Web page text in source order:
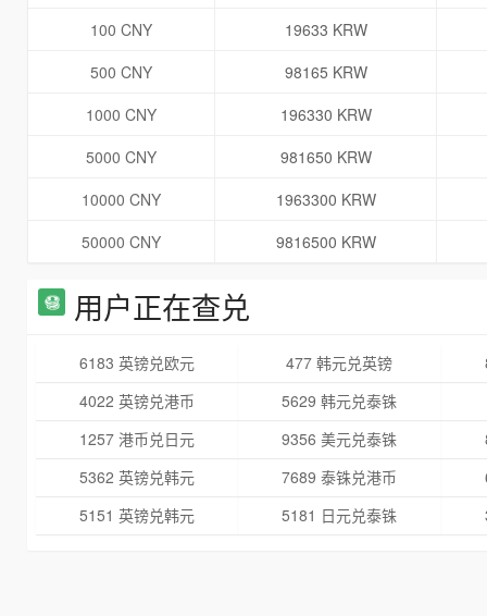
100 CNY
19633 KRW
500 CNY
98165 KRW
1000 CNY
196330 KRW
5000 CNY
981650 KRW
10000 CNY
1963300 KRW
50000 CNY
9816500 KRW
用户正在查兑
6183 英镑兑欧元 477 韩元兑英镑
4022 英镑兑港币
5629 韩元兑泰铢
1257 港币兑日元
9356 美元兑泰铢
5362 英镑兑韩元
7689 泰铢兑港币
5151 英镑兑韩元
5181 日元兑泰铢